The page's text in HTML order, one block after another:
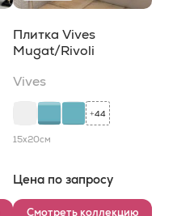
Плитка Vives
Mugat/Rivoli
Vives
+44
15x20см
Цена по запросу
Смотреть коллекцию